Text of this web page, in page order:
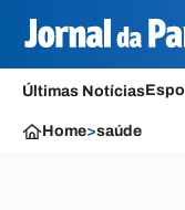
Últimas Notícias
Home>saúde